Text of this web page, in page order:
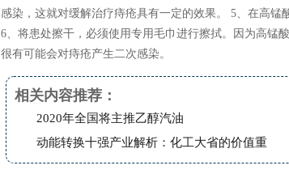
感染，这就对缓解治疗痔疮具有一定的效果。 5、在高锰
6、将患处擦干，必须使用专用毛巾进行擦拭。因为高锰
很有可能会对痔疮产生二次感染。
相关内容推荐：
2020年全国将主推乙醇汽油
动能转换十强产业解析：化工大省的价值重
塑